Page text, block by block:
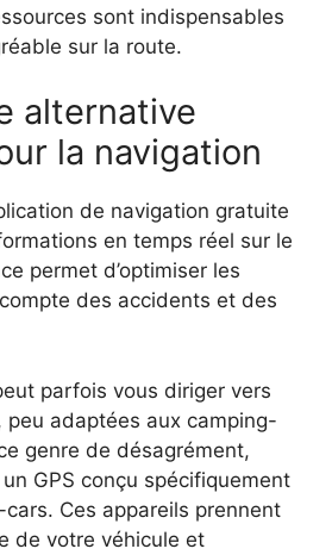
sont indispensables
sur la route.
alternative
la navigation
de navigation gratuite
en temps réel sur le
permet d’optimiser les
des accidents et des
parfois vous diriger vers
peu adaptées aux camping-
genre de désagrément,
GPS conçu spécifiquement
Ces appareils prennent
de votre véhicule et